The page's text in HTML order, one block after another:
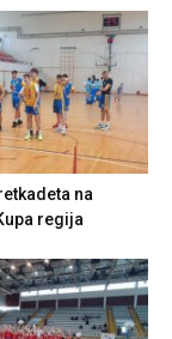
na
regija